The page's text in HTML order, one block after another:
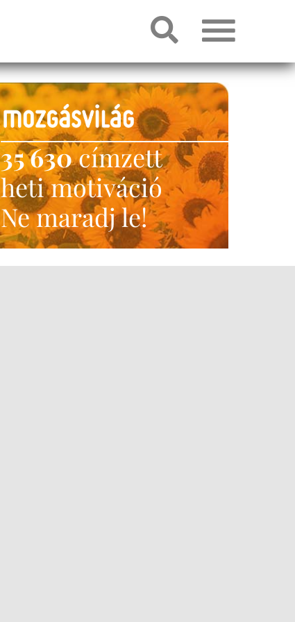
35 630címzett
heti motiváció
Ne maradj le!